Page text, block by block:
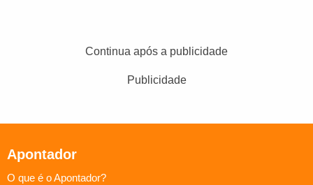
Continua após a publicidade
Publicidade
Apontador
O que é o Apontador?